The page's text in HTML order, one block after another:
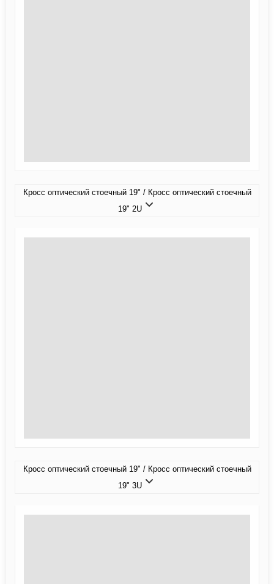
Кросс оптический стоечный 19" / Кросс оптический стоечный
19" 2U
Кросс оптический стоечный 19" / Кросс оптический стоечный
19" 3U